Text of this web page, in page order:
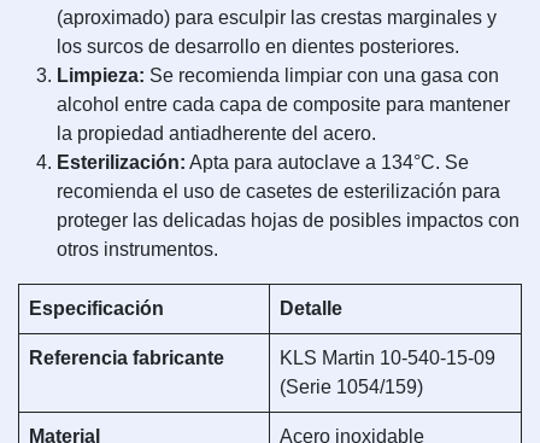
(aproximado) para esculpir las crestas marginales y
los surcos de desarrollo en dientes posteriores.
Limpieza: Se recomienda limpiar con una gasa con
alcohol entre cada capa de composite para mantener
la propiedad antiadherente del acero.
Esterilización: Apta para autoclave a 134°C. Se
recomienda el uso de casetes de esterilización para
proteger las delicadas hojas de posibles impactos con
otros instrumentos.
Especificación Detalle
Referencia fabricante
KLS Martin 10-540-15-09
(Serie 1054/159)
Material Acero inoxidable